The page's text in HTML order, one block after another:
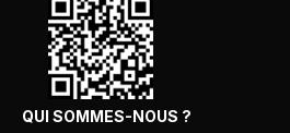
QUI SOMMES-NOUS ?